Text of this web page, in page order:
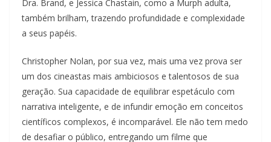
Dra. Brand, e Jessica Chastain, como a Murph adulta,
também brilham, trazendo profundidade e complexidade
a seus papéis.
Christopher Nolan, por sua vez, mais uma vez prova ser
um dos cineastas mais ambiciosos e talentosos de sua
geração. Sua capacidade de equilibrar espetáculo com
narrativa inteligente, e de infundir emoção em conceitos
científicos complexos, é incomparável. Ele não tem medo
de desafiar o público, entregando um filme que